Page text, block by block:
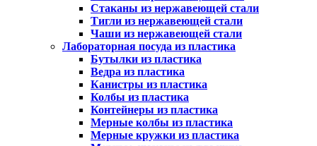
Стаканы из нержавеющей стали
Тигли из нержавеющей стали
Чаши из нержавеющей стали
Лабораторная посуда из пластика
Бутылки из пластика
Ведра из пластика
Канистры из пластика
Колбы из пластика
Контейнеры из пластика
Мерные колбы из пластика
Мерные кружки из пластика